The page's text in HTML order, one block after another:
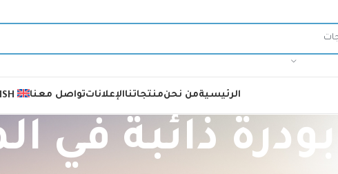
الرئيسيةمن نحنمنتجاتناالإعلاناتتواصل معنا
بودرة ذائبة في